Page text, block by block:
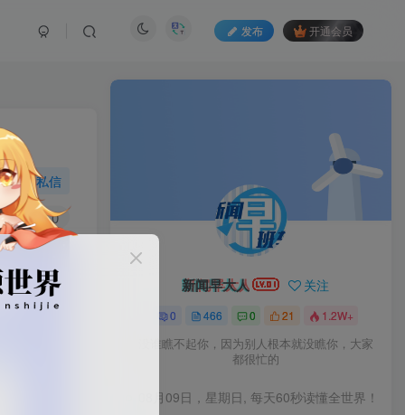
发布 开通会员
私信
16 0
新闻早大人 关注
0 466 0 21 1.2W+
没谁瞧不起你，因为别人根本就没瞧你，大家
都很忙的
08月09日，星期日, 每天60秒读懂全世界！